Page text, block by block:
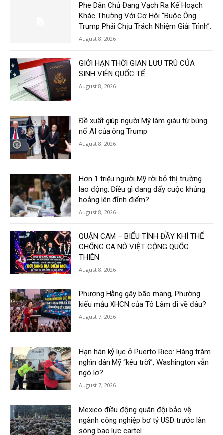
Phe Dân Chủ Đang Vạch Ra Kế Hoạch
Khác Thường Với Cơ Hội “Buộc Ông
Trump Phải Chịu Trách Nhiệm Giải Trình”.
August 8, 2026
GIỚI HẠN THỜI GIAN LƯU TRÚ CỦA
SINH VIÊN QUỐC TẾ
August 8, 2026
Đề xuất giúp người Mỹ làm giàu từ bùng
nổ AI của ông Trump
August 8, 2026
Hơn 1 triệu người Mỹ rời bỏ thị trường
lao động: Điều gì đang đẩy cuộc khủng
hoảng lên đỉnh điểm?
August 8, 2026
QUẬN CAM – BIỂU TÌNH ĐẦY KHÍ THẾ
CHỐNG CA NÔ VIỆT CỘNG QUỐC
THIÊN
August 8, 2026
Phương Hằng gây bão mạng, Phường
kiểu mẫu XHCN của Tô Lâm đi về đâu?
August 7, 2026
Hạn hán kỷ lục ở Puerto Rico: Hàng trăm
nghìn dân Mỹ “kêu trời”, Washington vẫn
ngó lơ?
August 7, 2026
Mexico điều động quân đội bảo vệ
ngành công nghiệp bơ tỷ USD trước làn
sóng bạo lực cartel